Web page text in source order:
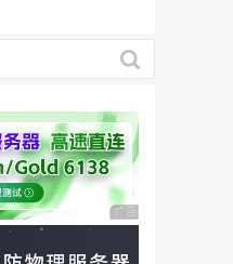
广告 商业广告，理性